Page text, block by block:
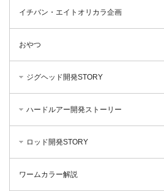
イチバン・エイトオリカラ企画
おやつ
ジグヘッド開発STORY
ハードルアー開発ストーリー
ロッド開発STORY
ワームカラー解説